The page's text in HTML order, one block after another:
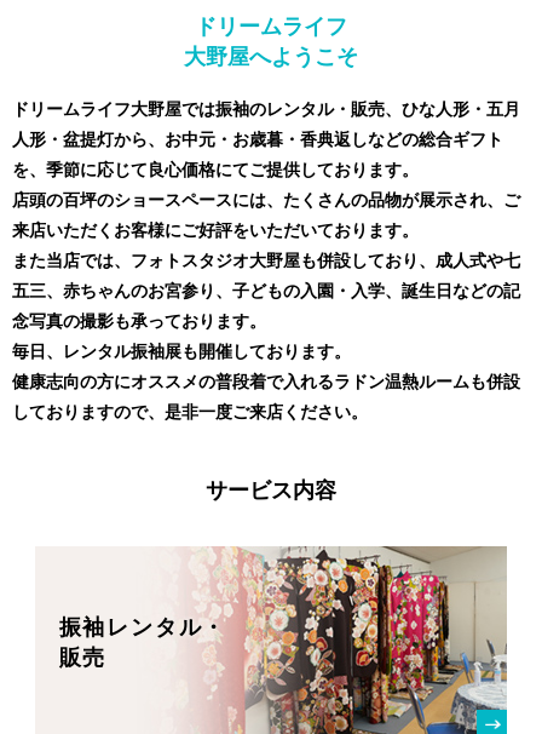
ドリームライフ
大野屋へようこそ
ドリームライフ大野屋では振袖のレンタル・ 販売、ひな人形・五月
人形・盆提灯から、 お中元・お歳暮・香典返しなどの総合ギフト
を、 季節に応じて良心価格にてご提供しております。
店頭の百坪のショースペースには、 たくさんの品物が展示され、 ご
来店いただくお客様にご好評をいただいております。
また当店では、フォトスタジオ大野屋も併設しており、成人式や七
五三、 赤ちゃんのお宮参り、子どもの入園・入学、 誕生日などの記
念写真の撮影も承っております。
毎日、レンタル振袖展も開催しております。
健康志向の方にオススメの普段着で入れるラドン温熱ルームも併設
しておりますので、 是非一度ご来店ください。
サービス内容
振袖レンタル・
販売